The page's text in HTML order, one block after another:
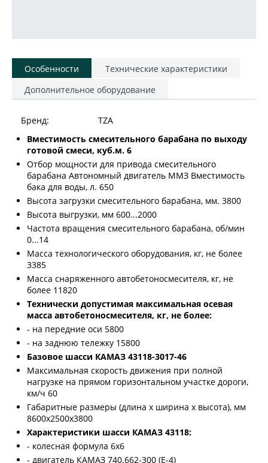
Особенности
Технические характеристики
Дополнительное оборудование
Бренд:
TZA
Вместимость смесительного барабана по выходу
готовой смеси, куб.м. 6
Отбор мощности для привода смесительного
барабана Автономный двигатель ММЗ Вместимость
бака для воды, л. 650
Высота загрузки смесительного барабана, мм. 3800
Высота выгрузки, мм 600...2000
Частота вращения смесительного барабана, об/мин
0...14
Масса технологического оборудования, кг, не более
3385
Масса снаряженного автобетоносмесителя, кг, не
более 11820
Технически допустимая максимальная осевая
масса автобетоносмесителя, кг, не более:
- на передние оси 5800
- на заднюю тележку 15800
Базовое шасси КАМАЗ 43118-3017-46
Максимальная скорость движения при полной
нагрузке на прямом горизонтальном участке дороги,
км/ч 60
Габаритные размеры (длина x ширина x высота), мм
8600х2500х3800
Характеристики шасси КАМАЗ 43118:
- колесная формула 6х6
- двигатель КАМАЗ 740.662-300 (Е-4)